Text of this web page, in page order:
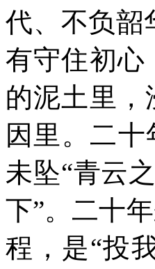
代、不负韶
有守住初心
的泥土里
因里。二
未坠“青云
下”。二十
程，是“投